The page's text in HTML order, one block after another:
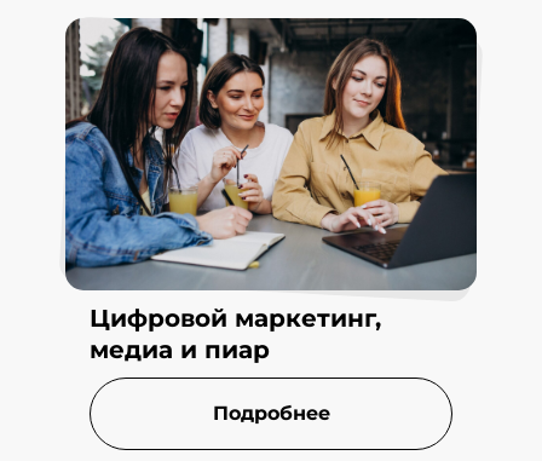
Цифровой маркетинг,
медиа и пиар
Подробнее